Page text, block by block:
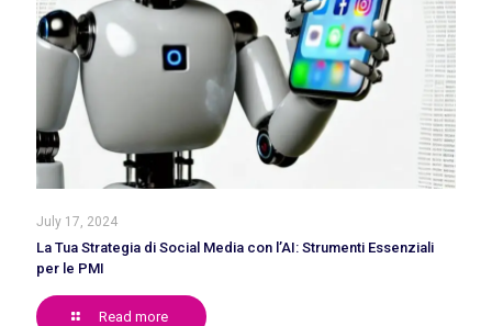
July 17, 2024
La Tua Strategia di Social Media con l’AI: Strumenti Essenziali
per le PMI
Read more